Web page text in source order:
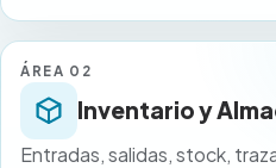
ÁREA 02
Inventario y
Entradas, salidas, stock,